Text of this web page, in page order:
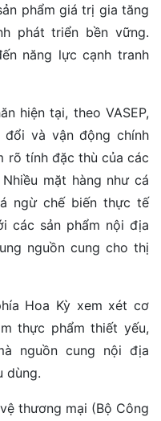
phẩm giá trị gia tăng
phát triển bền vững.
năng lực cạnh tranh
hiện tại, theo VASEP,
và vận động chính
rõ tính đặc thù của các
mặt hàng như cá
ngừ chế biến thực tế
các sản phẩm nội địa
nguồn cung cho thị
Hoa Kỳ xem xét cơ
thực phẩm thiết yếu,
nguồn cung nội địa
dùng.
thương mại (Bộ Công